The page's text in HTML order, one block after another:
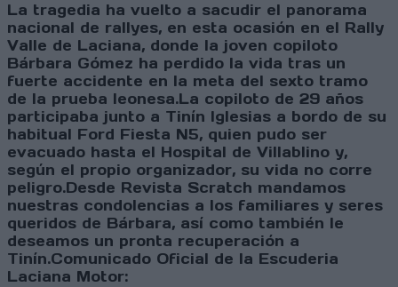
La tragedia ha vuelto a sacudir el panorama
nacional de rallyes, en esta ocasión en el Rally
Valle de Laciana, donde la joven copiloto
Bárbara Gómez ha perdido la vida tras un
fuerte accidente en la meta del sexto tramo
de la prueba leonesa.La copiloto de 29 años
participaba junto a Tinín Iglesias a bordo de su
habitual Ford Fiesta N5, quien pudo ser
evacuado hasta el Hospital de Villablino y,
según el propio organizador, su vida no corre
peligro.Desde Revista Scratch mandamos
nuestras condolencias a los familiares y seres
queridos de Bárbara, así como también le
deseamos un pronta recuperación a
Tinín.Comunicado Oficial de la Escuderia
Laciana Motor: